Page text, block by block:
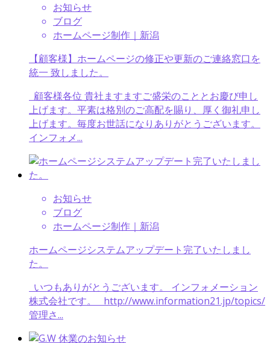
お知らせ
ブログ
ホームページ制作｜新潟
【顧客様】ホームページの修正や更新のご連絡窓口を
統一 致しました。
顧客様各位 貴社ますますご盛栄のこととお慶び申し
上げます。平素は格別のご高配を賜り、厚く御礼申し
上げます。毎度お世話になりありがとうございます。
インフォメ...
お知らせ
ブログ
ホームページ制作｜新潟
ホームページシステムアップデート完了いたしまし
た。
いつもありがとうございます。 インフォメーション
株式会社です。 http://www.information21.jp/topics/
管理さ...